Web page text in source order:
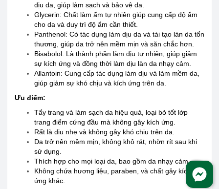
dịu da, giúp làm sạch và bảo vệ da.
Glycerin: Chất làm ẩm tự nhiên giúp cung cấp độ ẩm
cho da và duy trì độ ẩm cần thiết.
Panthenol: Có tác dụng làm dịu da và tái tạo làn da tổn
thương, giúp da trở nên mềm mịn và săn chắc hơn.
Bisabolol: Là thành phần làm dịu tự nhiên, giúp giảm
sự kích ứng và đồng thời làm dịu làn da nhạy cảm.
Allantoin: Cung cấp tác dụng làm dịu và làm mềm da,
giúp giảm sự khó chịu và kích ứng trên da.
Ưu điểm:
Tẩy trang và làm sạch da hiệu quả, loại bỏ tốt lớp
trang điểm cứng đầu mà không gây kích ứng.
Rất là dịu nhẹ và không gây khó chịu trên da.
Da trở nên mềm mịn, không khô rát, nhờn rít sau khi
sử dụng.
Thích hợp cho mọi loại da, bao gồm da nhạy cảm.
Không chứa hương liệu, paraben, và chất gây kích
ứng khác.